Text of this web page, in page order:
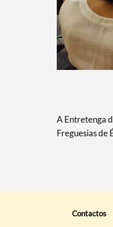
A Entretenga
Freguesias de
Contactos